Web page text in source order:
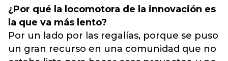
¿Por qué la locomotora de la innovación es
la que va más lento?
Por un lado por las regalías, porque se puso
un gran recurso en una comunidad que no